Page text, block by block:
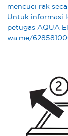
mencuci rak
Untuk informasi
petugas AQUA
wa.me/